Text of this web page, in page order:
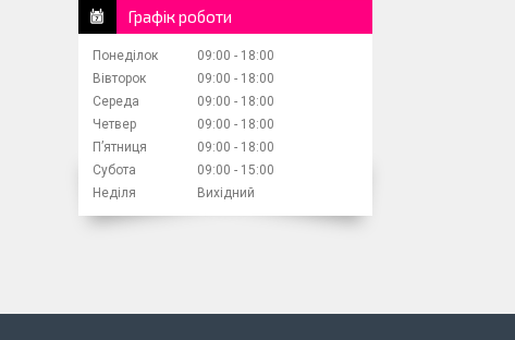
Графік роботи
Понеділок 09:00
18:00
Вівторок
09:00
18:00
Середа
09:00
18:00
Четвер
09:00
18:00
Пʼятниця
09:00
18:00
Субота
09:00
15:00
Неділя
Вихідний